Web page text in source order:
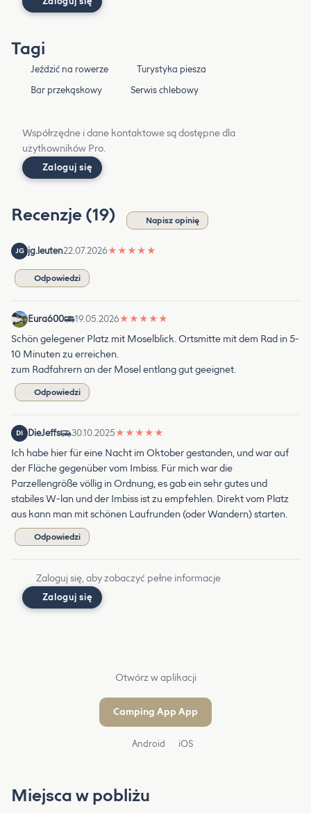
Tagi
Jeździć na rowerze
Turystyka piesza
Bar przekąskowy
Serwis chlebowy
Współrzędne i dane kontaktowe są dostępne dla
użytkowników Pro.
Zaloguj się
Recenzje (19) Napisz opinię
JG jg.leuten22.07.2026★ ★ ★ ★ ★
Odpowiedzi
Eura600 19.05.2026★ ★ ★ ★ ★
Schön gelegener Platz mit Moselblick. Ortsmitte mit dem Rad in 5-
10 Minuten zu erreichen.
zum Radfahrern an der Mosel entlang gut geeignet.
Odpowiedzi
DI DieJeffs 30.10.2025★ ★ ★ ★ ★
Ich habe hier für eine Nacht im Oktober gestanden, und war auf
der Fläche gegenüber vom Imbiss. Für mich war die
Parzellengröße völlig in Ordnung, es gab ein sehr gutes und
stabiles W-lan und der Imbiss ist zu empfehlen. Direkt vom Platz
aus kann man mit schönen Laufrunden (oder Wandern) starten.
Odpowiedzi
Zaloguj się, aby zobaczyć pełne informacje
Zaloguj się
Otwórz w aplikacji
Camping App App
Android iOS
Miejsca w pobliżu